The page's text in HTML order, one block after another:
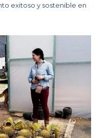
exitoso y sostenible en